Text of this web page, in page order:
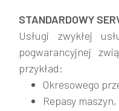
STANDARDOWY
Usługi zwykłej
pogwarancyjnej
przykład:
Okresowego
Repasy maszyn,